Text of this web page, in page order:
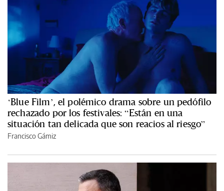
‘Blue Film’, el polémico drama sobre un pedófilo
rechazado por los festivales: “Están en una
situación tan delicada que son reacios al riesgo”
Francisco Gámiz